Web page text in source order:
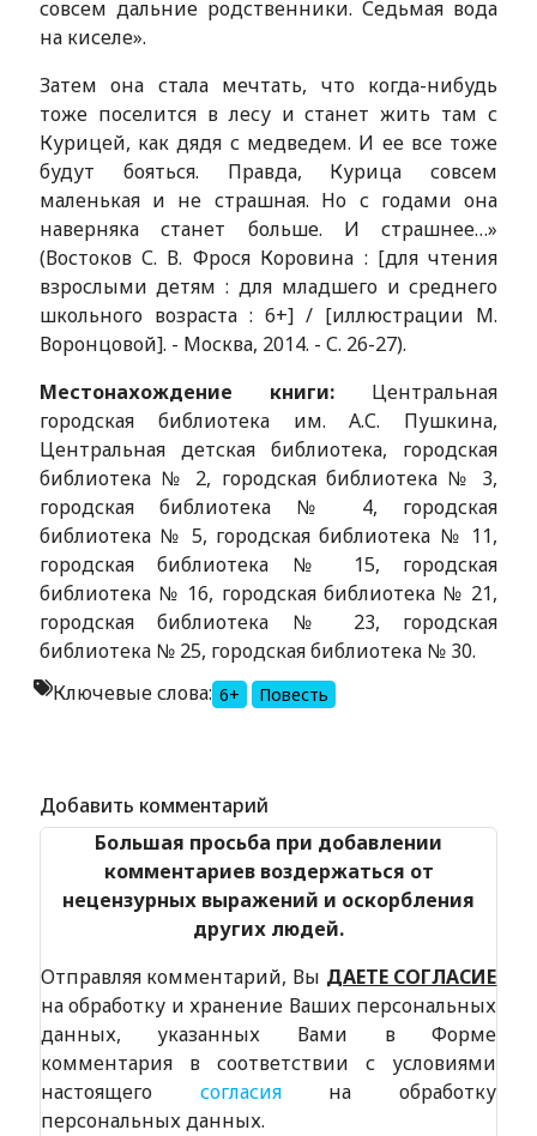
совсем дальние родственники. Седьмая вода
на киселе».
Затем она стала мечтать, что когда-нибудь
тоже поселится в лесу и станет жить там с
Курицей, как дядя с медведем. И ее все тоже
будут бояться. Правда, Курица совсем
маленькая и не страшная. Но с годами она
наверняка станет больше. И страшнее…»
(Востоков С. В. Фрося Коровина : [для чтения
взрослыми детям : для младшего и среднего
школьного возраста : 6+] / [иллюстрации М.
Воронцовой]. - Москва, 2014. - С. 26-27).
Местонахождение книги: Центральная
городская библиотека им. А.С. Пушкина,
Центральная детская библиотека, городская
библиотека № 2, городская библиотека № 3,
городская библиотека № 4, городская
библиотека № 5, городская библиотека № 11,
городская библиотека № 15, городская
библиотека № 16, городская библиотека № 21,
городская библиотека № 23, городская
библиотека № 25, городская библиотека № 30.
Ключевые слова: 6+ Повесть
Добавить комментарий
Большая просьба при добавлении
комментариев воздержаться от
нецензурных выражений и оскорбления
других людей.
Отправляя комментарий, Вы ДАЕТЕ СОГЛАСИЕ
на обработку и хранение Ваших персональных
данных, указанных Вами в Форме
комментария в соответствии с условиями
настоящего согласияна обработку
персональных данных.